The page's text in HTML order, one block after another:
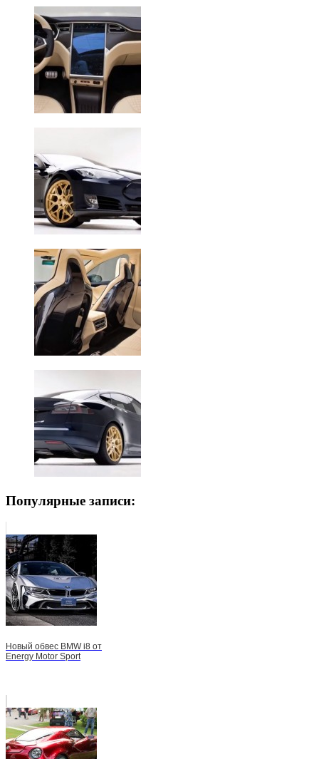
Популярные записи:
Новый обвес BMW i8 от
Energy Motor Sport